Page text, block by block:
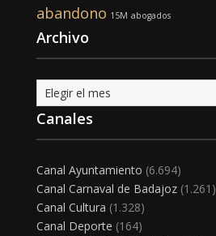
abandono 15M abogados
Archivo
Archivo
Canales
Canal Ayuntamiento (6.694)
Canal Carnaval de Badajoz(1.261)
Canal Cultura (1.328)
Canal Deporte (164)